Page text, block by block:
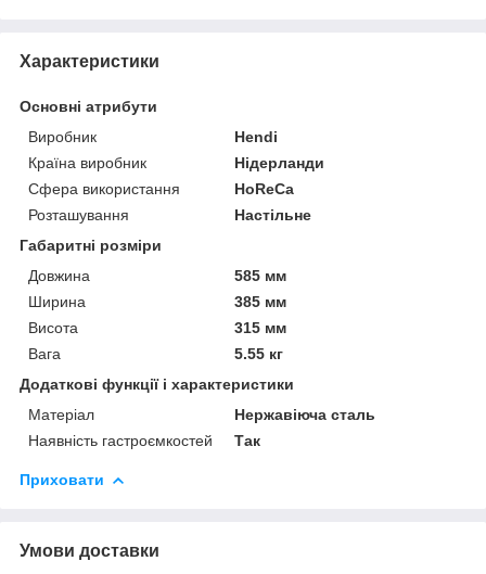
Характеристики
Основні атрибути
Виробник
Hendi
Країна виробник
Нідерланди
Сфера використання
HoReCa
Розташування
Настільне
Габаритні розміри
Довжина
585 мм
Ширина
385 мм
Висота
315 мм
Вага
5.55 кг
Додаткові функції і характеристики
Матеріал
Нержавіюча сталь
Наявність гастроємкостей
Так
Приховати
Умови доставки